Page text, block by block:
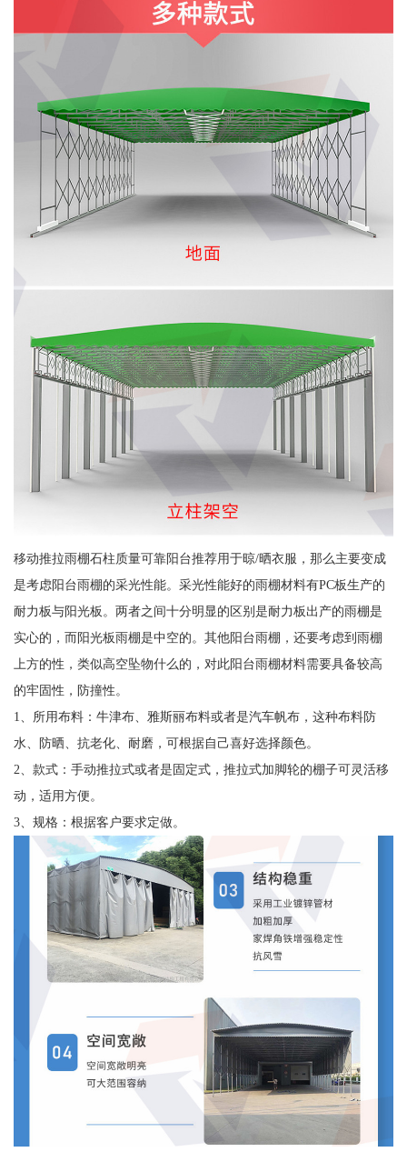
移动推拉雨棚石柱质量可靠阳台推荐用于晾/晒衣服，那么主要变成
是考虑阳台雨棚的采光性能。采光性能好的雨棚材料有PC板生产的
耐力板与阳光板。两者之间十分明显的区别是耐力板出产的雨棚是
实心的，而阳光板雨棚是中空的。其他阳台雨棚，还要考虑到雨棚
上方的性，类似高空坠物什么的，对此阳台雨棚材料需要具备较高
的牢固性，防撞性。
1、所用布料：牛津布、雅斯丽布料或者是汽车帆布，这种布料防
水、防晒、抗老化、耐磨，可根据自己喜好选择颜色。
2、款式：手动推拉式或者是固定式，推拉式加脚轮的棚子可灵活移
动，适用方便。
3、规格：根据客户要求定做。